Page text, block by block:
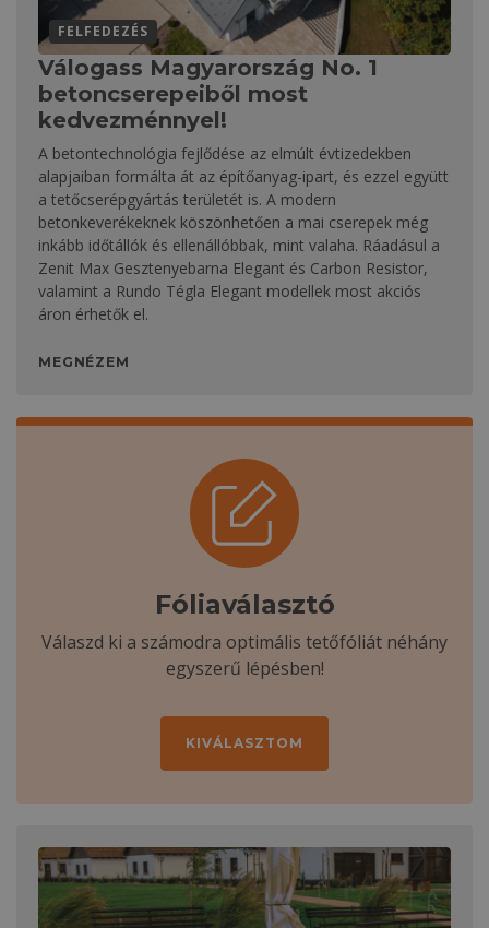
FELFEDEZÉS
Válogass Magyarország No. 1
betoncserepeiből most
kedvezménnyel!
A betontechnológia fejlődése az elmúlt évtizedekben
alapjaiban formálta át az építőanyag-ipart, és ezzel együtt
a tetőcserépgyártás területét is. A modern
betonkeverékeknek köszönhetően a mai cserepek még
inkább időtállók és ellenállóbbak, mint valaha. Ráadásul a
Zenit Max Gesztenyebarna Elegant és Carbon Resistor,
valamint a Rundo Tégla Elegant modellek most akciós
áron érhetők el.
MEGNÉZEM
Fóliaválasztó
Válaszd ki a számodra optimális tetőfóliát néhány
egyszerű lépésben!
KIVÁLASZTOM